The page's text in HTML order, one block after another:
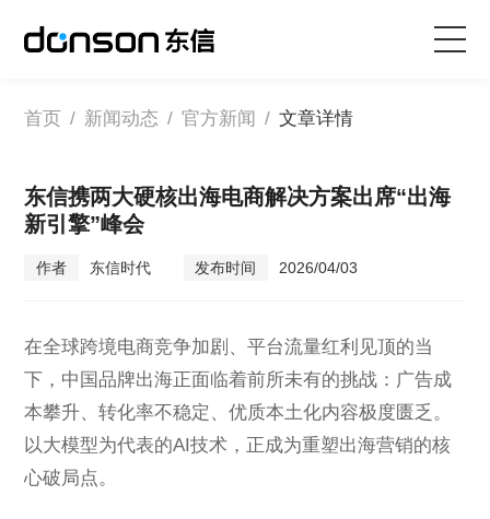
首页
新闻动态
关于东信
首页 / 新闻动态 / 官方新闻 / 文章详情
东信携两大硬核出海电商解决方案出席“出海
新引擎”峰会
作者 东信时代 发布时间 2026/04/03
在全球跨境电商竞争加剧、平台流量红利见顶的当
下，中国品牌出海正面临着前所未有的挑战：广告成
本攀升、转化率不稳定、优质本土化内容极度匮乏。
以大模型为代表的AI技术，正成为重塑出海营销的核
心破局点。